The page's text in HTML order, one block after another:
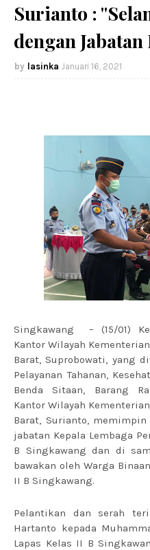
Surianto :
dengan
lasinka Januari 16, 2021
Singkawang – (15/01)
Kantor Wilayah
Barat, Suprobowati, yang
Pelayanan Tahanan,
Benda Sitaan, Barang
Kantor Wilayah
Barat, Surianto,
jabatan Kepala Lembaga
B Singkawang dan di
bawakan oleh Warga
II B Singkawang.
Pelantikan dan serah
Hartanto kepada
Lapas Kelas II B